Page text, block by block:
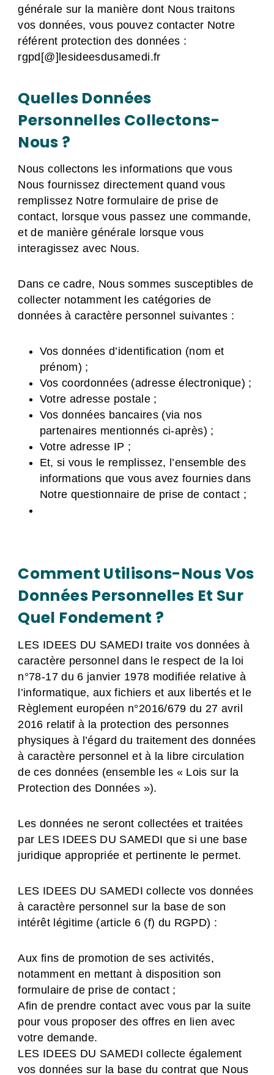
générale sur la manière dont Nous traitons
vos données, vous pouvez contacter Notre
référent protection des données :
rgpd[@]lesideesdusamedi.fr
Quelles Données
Personnelles Collectons-
Nous ?
Nous collectons les informations que vous
Nous fournissez directement quand vous
remplissez Notre formulaire de prise de
contact, lorsque vous passez une commande,
et de manière générale lorsque vous
interagissez avec Nous.
Dans ce cadre, Nous sommes susceptibles de
collecter notamment les catégories de
données à caractère personnel suivantes :
Vos données d’identification (nom et
prénom) ;
Vos coordonnées (adresse électronique) ;
Votre adresse postale ;
Vos données bancaires (via nos
partenaires mentionnés ci-après) ;
Votre adresse IP ;
Et, si vous le remplissez, l’ensemble des
informations que vous avez fournies dans
Notre questionnaire de prise de contact ;
Comment Utilisons-Nous Vos
Données Personnelles Et Sur
Quel Fondement ?
LES IDEES DU SAMEDI traite vos données à
caractère personnel dans le respect de la loi
n°78-17 du 6 janvier 1978 modifiée relative à
l’informatique, aux fichiers et aux libertés et le
Règlement européen n°2016/679 du 27 avril
2016 relatif à la protection des personnes
physiques à l’égard du traitement des données
à caractère personnel et à la libre circulation
de ces données (ensemble les « Lois sur la
Protection des Données »).
Les données ne seront collectées et traitées
par LES IDEES DU SAMEDI que si une base
juridique appropriée et pertinente le permet.
LES IDEES DU SAMEDI collecte vos données
à caractère personnel sur la base de son
intérêt légitime (article 6 (f) du RGPD) :
Aux fins de promotion de ses activités,
notamment en mettant à disposition son
formulaire de prise de contact ;
Afin de prendre contact avec vous par la suite
pour vous proposer des offres en lien avec
votre demande.
LES IDEES DU SAMEDI collecte également
vos données sur la base du contrat que Nous